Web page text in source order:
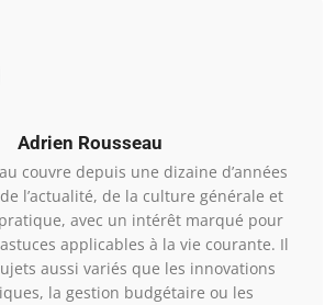
Adrien Rousseau
couvre depuis une dizaine d’années
l’actualité, de la culture générale et
avec un intérêt marqué pour
applicables à la vie courante. Il
aussi variés que les innovations
la gestion budgétaire ou les